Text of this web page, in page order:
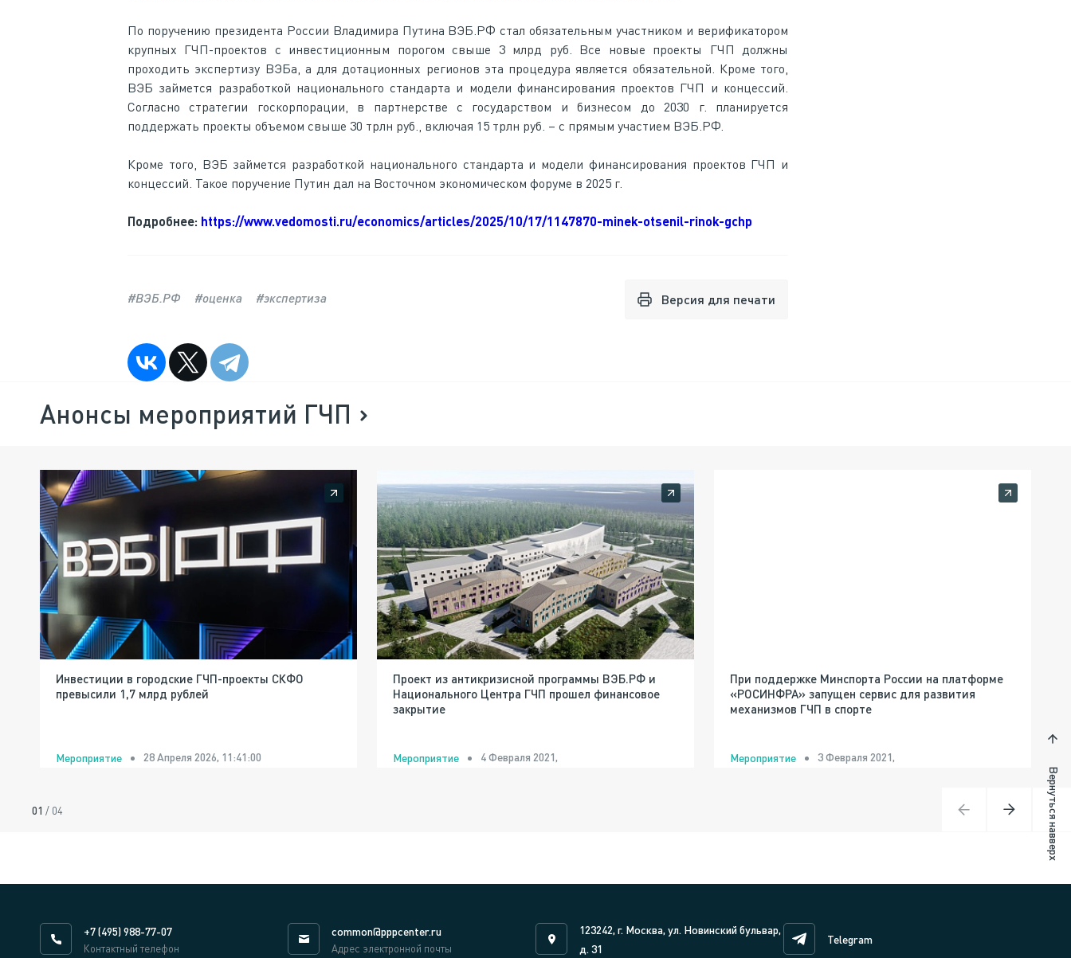
По поручению президента России Владимира Путина ВЭБ.РФ стал обязательным участником и верификатором
крупных ГЧП-проектов с инвестиционным порогом свыше 3 млрд руб. Все новые проекты ГЧП должны
проходить экспертизу ВЭБа, а для дотационных регионов эта процедура является обязательной. Кроме того,
ВЭБ займется разработкой национального стандарта и модели финансирования проектов ГЧП и концессий.
Согласно стратегии госкорпорации, в партнерстве с государством и бизнесом до 2030 г. планируется
поддержать проекты объемом свыше 30 трлн руб., включая 15 трлн руб. – с прямым участием ВЭБ.РФ.
Кроме того, ВЭБ займется разработкой национального стандарта и модели финансирования проектов ГЧП и
концессий. Такое поручение Путин дал на Восточном экономическом форуме в 2025 г.
Подробнее: https://www.vedomosti.ru/economics/articles/2025/10/17/1147870-minek-otsenil-rinok-gchp
#ВЭБ.РФ #оценка #экспертиза Версия для печати
Анонсы мероприятий ГЧП
Инвестиции в городские ГЧП-проекты СКФО
превысили 1,7 млрд рублей
Мероприятие 28 Апреля 2026, 11:41:00
Проект из антикризисной программы ВЭБ.РФ и
Национального Центра ГЧП прошел финансовое
закрытие
Мероприятие 4 Февраля 2021,
При поддержке Минспорта России на платформе
«РОСИНФРА» запущен сервис для развития
механизмов ГЧП в спорте
Мероприятие 3 Февраля 2021,
01 / 04 Вернуться навверх
+7 (495) 988-77-07
Контактный телефон
common@pppcenter.ru
Адрес электронной почты
123242, г. Москва, ул. Новинский бульвар,
д. 31
Telegram